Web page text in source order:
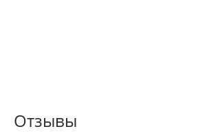
Отзывы